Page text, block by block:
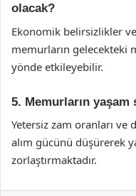
olacak?
Ekonomik belirsizlikler
memurların gelecekteki
yönde etkileyebilir.
5. Memurların
Yetersiz zam oranları ve
alım gücünü düşürerek
zorlaştırmaktadır.